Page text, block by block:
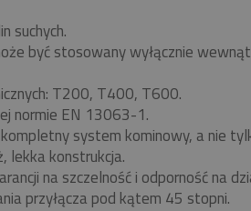
suchych.
być stosowany wyłącznie
T200, T400, T600.
normie EN 13063-1.
system kominowy, a nie
lekka konstrukcja.
na szczelność i odporność na
przyłącza pod kątem 45 stopni.